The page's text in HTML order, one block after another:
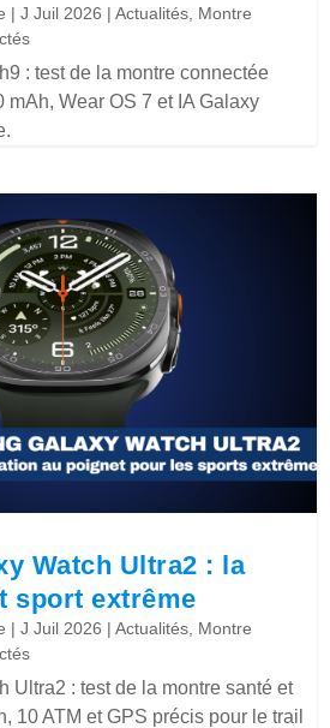
|J Juil 2026 |Actualités Montre
: test de la montre connectée
Wear OS 7 et IA Galaxy
Watch Ultra2 : la
sport extrême
|J Juil 2026 |Actualités Montre
Ultra2 : test de la montre santé et
10 ATM et GPS précis pour le trail